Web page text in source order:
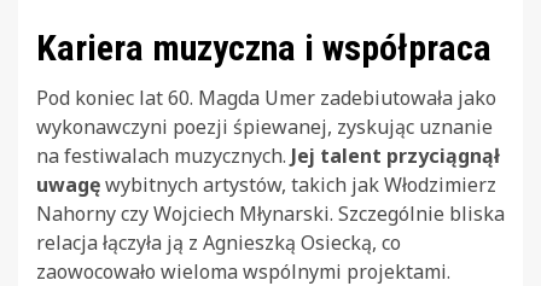
Kariera muzyczna i współpraca
Pod koniec lat 60. Magda Umer zadebiutowała jako
wykonawczyni poezji śpiewanej, zyskując uznanie
na festiwalach muzycznych. Jej talent przyciągnął
uwagęwybitnych artystów, takich jak Włodzimierz
Nahorny czy Wojciech Młynarski. Szczególnie bliska
relacja łączyła ją z Agnieszką Osiecką, co
zaowocowało wieloma wspólnymi projektami.